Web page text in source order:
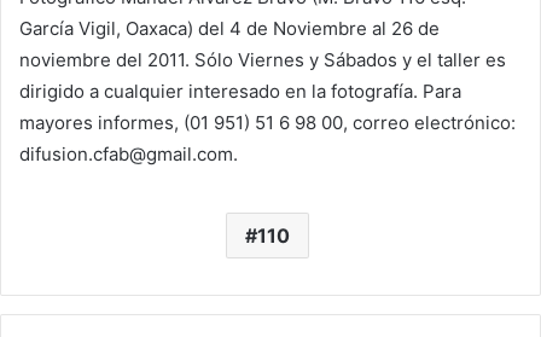
García Vigil, Oaxaca) del 4 de Noviembre al 26 de
noviembre del 2011. Sólo Viernes y Sábados y el taller es
dirigido a cualquier interesado en la fotografía. Para
mayores informes, (01 951) 51 6 98 00, correo electrónico:
difusion.cfab@gmail.com.
110